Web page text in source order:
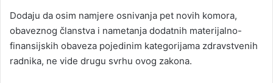
Dodaju da osim namjere osnivanja pet novih komora,
obaveznog članstva i nametanja dodatnih materijalno-
finansijskih obaveza pojedinim kategorijama zdravstvenih
radnika, ne vide drugu svrhu ovog zakona.